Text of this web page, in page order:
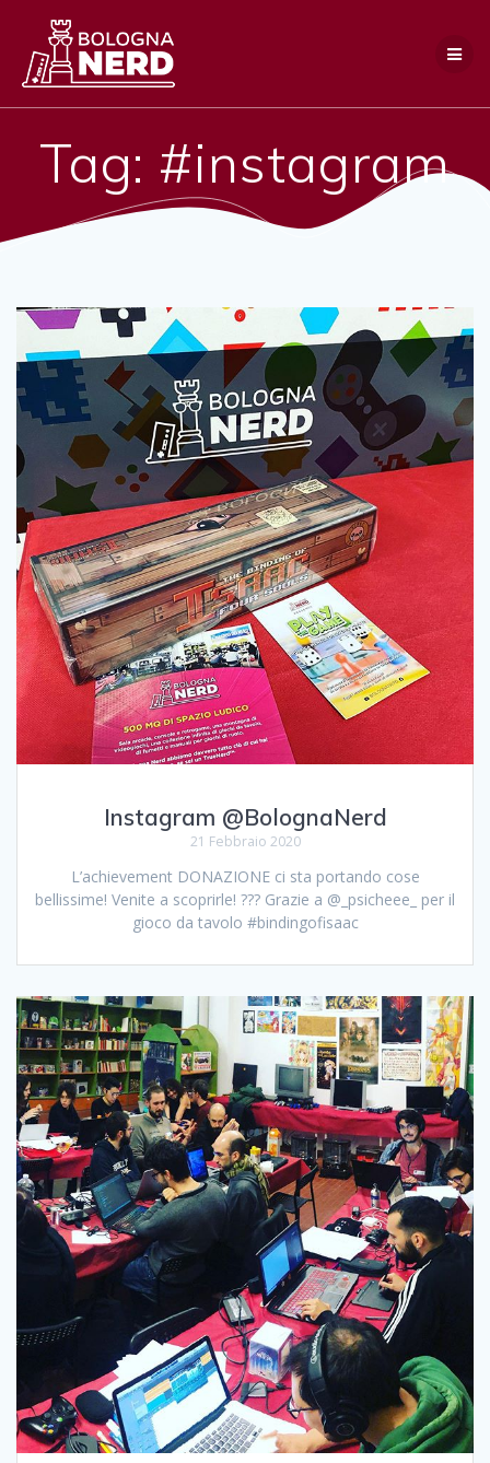
Tag: #instagram
Instagram @BolognaNerd
21 Febbraio 2020
L’achievement DONAZIONE ci sta portando cose
bellissime! Venite a scoprirle! ??? Grazie a @_psicheee_ per il
gioco da tavolo #bindingofisaac